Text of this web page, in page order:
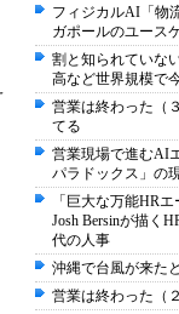
フィジカルAI「物
ガポールのユース
割と知られていな
高など世界規模で
営業は終わった（
てる
営業現場で進むAI
パラドックス」の
「巨大な万能HR
Josh Bersinが描く
代の人事
沖縄で台風が来た
営業は終わった（